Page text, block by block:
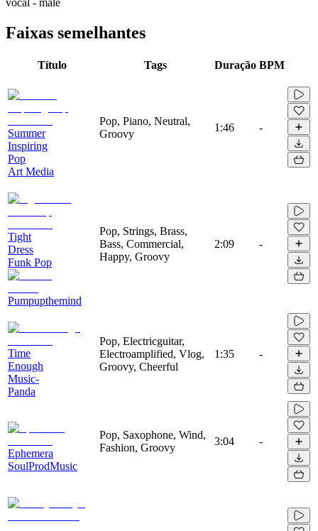
Faixas semelhantes
Título Tags Duração BPM
Summer
Inspiring
Pop
Art Media
Pop, Piano, Neutral,
Groovy
1:46 -
Tight
Dress
Funk Pop
Pumpupthemind
Pop, Strings, Brass,
Bass, Commercial,
Happy, Groovy
2:09 -
Time
Enough
Music-
Panda
Pop, Electricguitar,
Electroamplified, Vlog,
Groovy, Cheerful
1:35 -
Ephemera
SoulProdMusic
Pop, Saxophone, Wind,
Fashion, Groovy
3:04 -